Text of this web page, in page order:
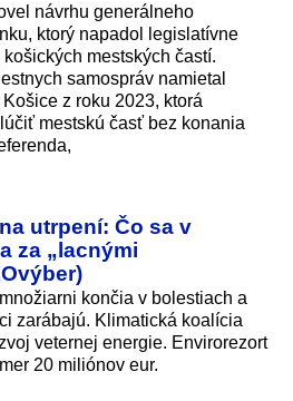
návrhu generálneho
ktorý napadol legislatívne
mestských častí.
samospráv namietal
z roku 2023, ktorá
mestskú časť bez konania
utrpení: Čo sa v
za „lacnými
končia v bolestiach a
zarábajú. Klimatická koalícia
veternej energie. Envirorezort
20 miliónov eur.